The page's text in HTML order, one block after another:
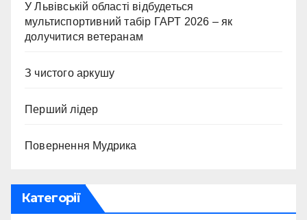
У Львівській області відбудеться
мультиспортивний табір ГАРТ 2026 – як
долучитися ветеранам
З чистого аркушу
Перший лідер
Повернення Мудрика
Категорії